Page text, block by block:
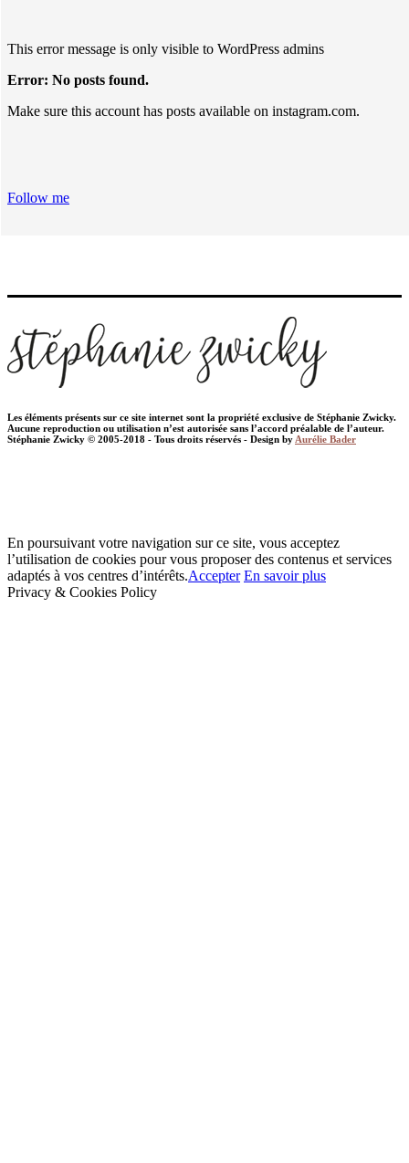
This error message is only visible to WordPress admins
Error: No posts found.
Make sure this account has posts available on instagram.com.
Follow me
Les éléments présents sur ce site internet sont la propriété exclusive de Stéphanie Zwicky.
Aucune reproduction ou utilisation n’est autorisée sans l’accord préalable de l’auteur.
Stéphanie Zwicky © 2005-2018 - Tous droits réservés - Design by Aurélie Bader
En poursuivant votre navigation sur ce site, vous acceptez
l’utilisation de cookies pour vous proposer des contenus et services
adaptés à vos centres d’intérêts.Accepter En savoir plus
Privacy & Cookies Policy